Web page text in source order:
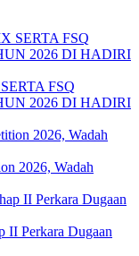
FSQ
2026 DI HADIRI
2026, Wadah
II Perkara Dugaan